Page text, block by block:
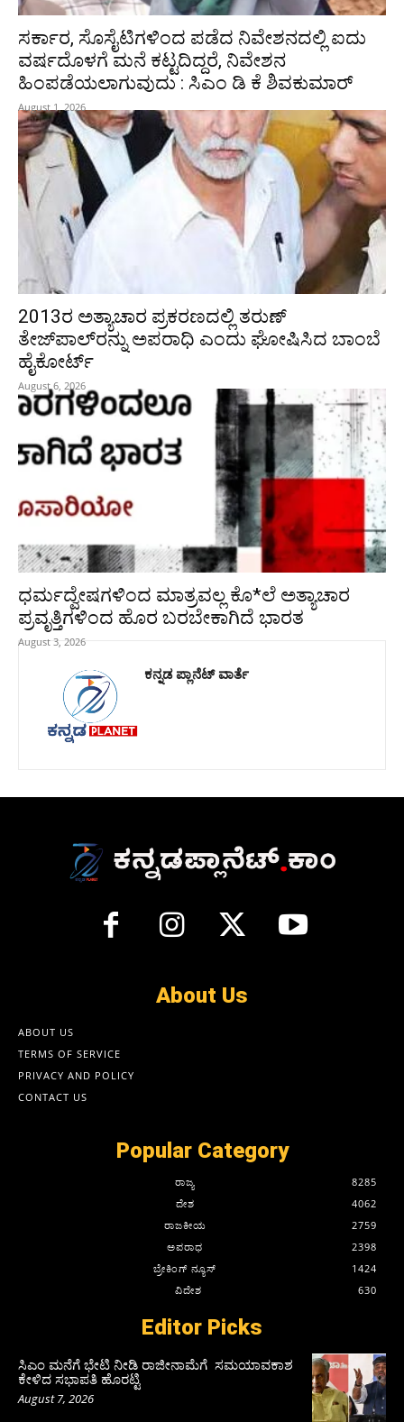
ಸರ್ಕಾರ, ಸೊಸೈಟಿಗಳಿಂದ ಪಡೆದ ನಿವೇಶನದಲ್ಲಿ ಐದು
ವರ್ಷದೊಳಗೆ ಮನೆ ಕಟ್ಟದಿದ್ದರೆ, ನಿವೇಶನ
ಹಿಂಪಡೆಯಲಾಗುವುದು : ಸಿಎಂ ಡಿ ಕೆ ಶಿವಕುಮಾರ್
August 1, 2026
2013ರ ಅತ್ಯಾಚಾರ ಪ್ರಕರಣದಲ್ಲಿ ತರುಣ್
ತೇಜ್‌ಪಾಲ್‌ರನ್ನು ಅಪರಾಧಿ ಎಂದು ಘೋಷಿಸಿದ ಬಾಂಬೆ
ಹೈಕೋರ್ಟ್
August 6, 2026
ಧರ್ಮದ್ವೇಷಗಳಿಂದ ಮಾತ್ರವಲ್ಲ ಕೊ*ಲೆ ಅತ್ಯಾಚಾರ
ಪ್ರವೃತ್ತಿಗಳಿಂದ ಹೊರ ಬರಬೇಕಾಗಿದೆ ಭಾರತ
August 3, 2026
ಕನ್ನಡ ಪ್ಲಾನೆಟ್ ವಾರ್ತೆ
About Us
ABOUT US
TERMS OF SERVICE
PRIVACY AND POLICY
CONTACT US
Popular Category
ರಾಜ್ಯ
8285
ದೇಶ
4062
ರಾಜಕೀಯ
2759
ಅಪರಾಧ
2398
ಬ್ರೇಕಿಂಗ್ ನ್ಯೂಸ್
1424
ವಿದೇಶ
630
Editor Picks
ಸಿಎಂ ಮನೆಗೆ ಭೇಟಿ ನೀಡಿ ರಾಜೀನಾಮೆಗೆ ಸಮಯಾವಕಾಶ
ಕೇಳಿದ ಸಭಾಪತಿ ಹೊರಟ್ಟಿ
August 7, 2026